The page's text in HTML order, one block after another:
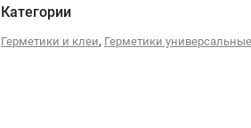
Категории
Герметики и клеи, Герметики универсальные